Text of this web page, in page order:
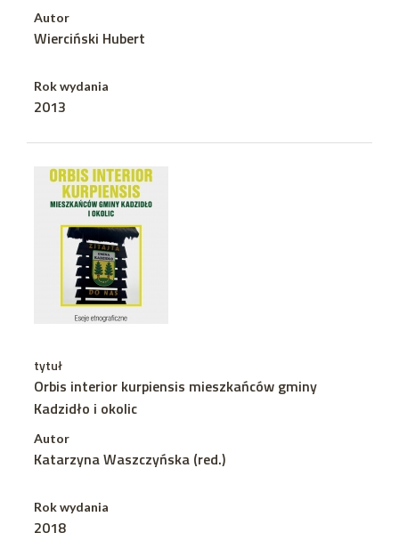
Autor
Wierciński Hubert
Rok wydania
2013
tytuł
Orbis interior kurpiensis mieszkańców gminy
Kadzidło i okolic
Autor
Katarzyna Waszczyńska (red.)
Rok wydania
2018